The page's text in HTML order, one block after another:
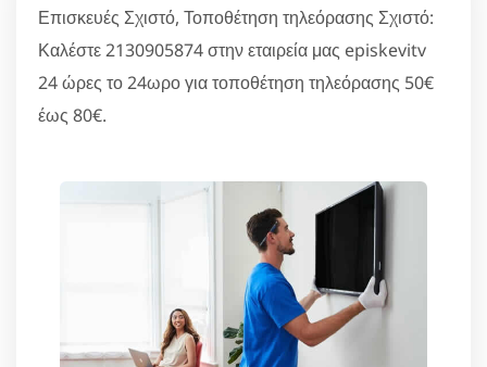
Επισκευές Σχιστό, Τοποθέτηση τηλεόρασης Σχιστό:
Καλέστε 2130905874 στην εταιρεία μας episkevitv
24 ώρες το 24ωρο για τοποθέτηση τηλεόρασης 50€
έως 80€.